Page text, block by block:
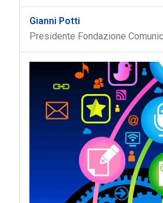
Gianni Potti
Presidente Fondazione